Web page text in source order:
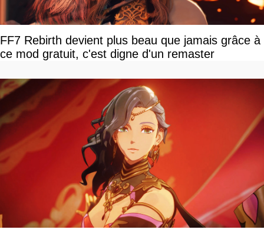
FF7 Rebirth devient plus beau que jamais grâce à
ce mod gratuit, c'est digne d'un remaster